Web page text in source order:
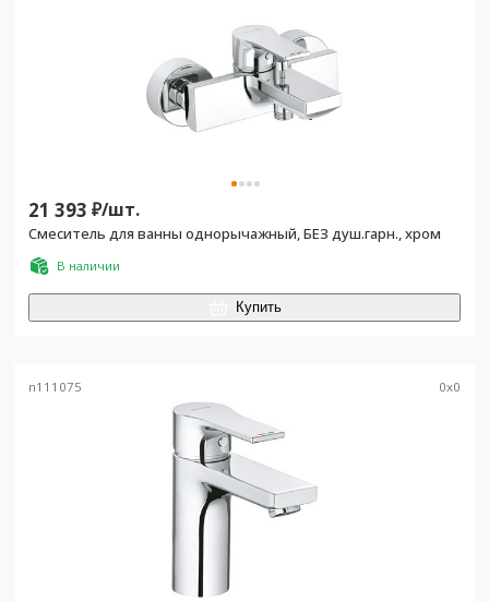
21 393 ₽/шт.
Смеситель для ванны однорычажный, БЕЗ душ.гарн., хром
В наличии
Купить
n111075 0x0